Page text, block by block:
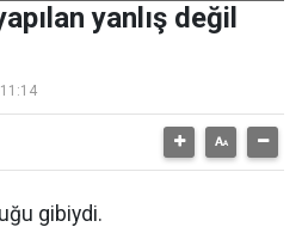
yanlış değil
gibiydi.